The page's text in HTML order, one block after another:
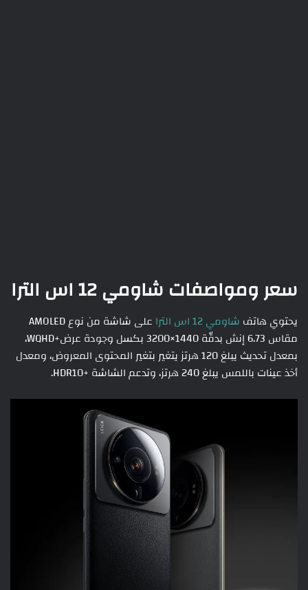
سعر ومواصفات شاومي 12 اس الترا
يحتوي هاتف شاومي 12 اس الترا
على شاشة من نوع AMOLED
مقاس 6.73 إنش بدقّة 1440×3200 بكسل وجودة عرض+WQHD،
بمعدل تحديث يبلغ 120 هرتز يتغير بتغير المحتوى المعروض، ومعدل
أخذ عينات باللمس يبلغ 240 هرتز، وتدعم الشاشة +HDR10.